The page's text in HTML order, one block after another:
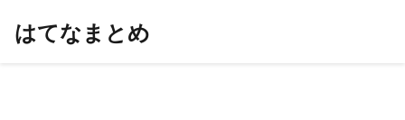
はてなまとめ